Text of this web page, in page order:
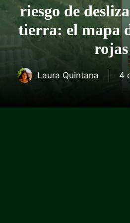
riesgo de
tierra: el mapa
rojas
Laura Quintana 4